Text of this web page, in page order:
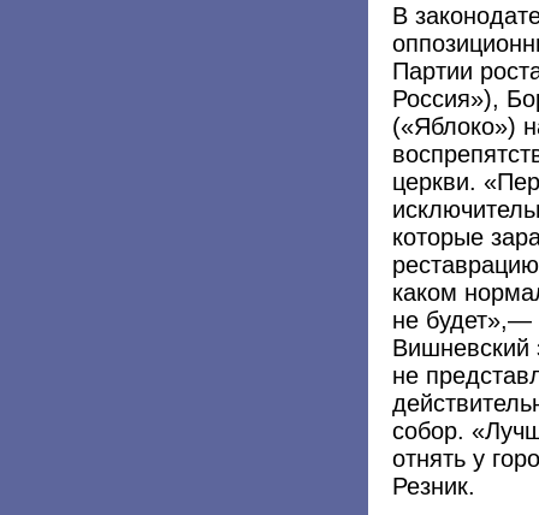
В
Партии
Россия»),
(«Яблоко»)
церкви.
которые
каком
не будет»,—
Вишневский
не
собор.
отнять у
Резник.